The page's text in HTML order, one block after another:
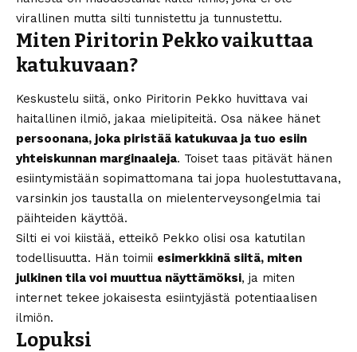
virallinen mutta silti tunnistettu ja tunnustettu.
Miten Piritorin Pekko vaikuttaa
katukuvaan?
Keskustelu siitä, onko Piritorin Pekko huvittava vai
haitallinen ilmiö, jakaa mielipiteitä. Osa näkee hänet
persoonana, joka piristää katukuvaa ja tuo esiin
yhteiskunnan marginaaleja. Toiset taas pitävät hänen
esiintymistään sopimattomana tai jopa huolestuttavana,
varsinkin jos taustalla on mielenterveysongelmia tai
päihteiden käyttöä.
Silti ei voi kiistää, etteikö Pekko olisi osa katutilan
todellisuutta. Hän toimii esimerkkinä siitä, miten
julkinen tila voi muuttua näyttämöksi, ja miten
internet tekee jokaisesta esiintyjästä potentiaalisen
ilmiön.
Lopuksi